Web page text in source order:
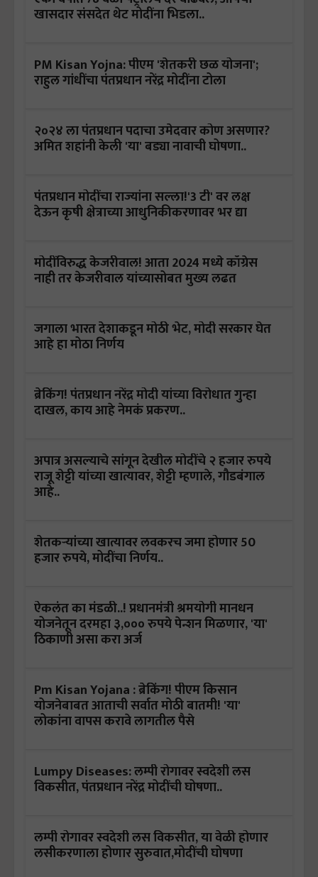
खासदार संसदेत थेट मोदींना भिडला..
PM Kisan Yojna: पीएम 'शेतकरी छळ योजना';
राहुल गांधींचा पंतप्रधान नरेंद्र मोदींना टोला
२०२४ ला पंतप्रधान पदाचा उमेदवार कोण असणार?
अमित शहांनी केली 'या' बड्या नावाची घोषणा..
पंतप्रधान मोदींचा राज्यांना सल्ला!'3 टी' वर लक्ष
देऊन कृषी क्षेत्राच्या आधुनिकीकरणावर भर द्या
मोदींविरुद्ध केजरीवाल! आता 2024 मध्ये काँग्रेस
नाही तर केजरीवाल यांच्यासोबत मुख्य लढत
जगाला भारत देशाकडून मोठी भेट, मोदी सरकार घेत
आहे हा मोठा निर्णय
ब्रेकिंग! पंतप्रधान नरेंद्र मोदी यांच्या विरोधात गुन्हा
दाखल, काय आहे नेमकं प्रकरण..
अपात्र असल्याचे सांगून देखील मोदींचे २ हजार रुपये
राजू शेट्टी यांच्या खात्यावर, शेट्टी म्हणाले, गौडबंगाल
आहे..
शेतकऱ्यांच्या खात्यावर लवकरच जमा होणार 50
हजार रुपये, मोदींचा निर्णय..
ऐकलंत का मंडळी..! प्रधानमंत्री श्रमयोगी मानधन
योजनेतून दरमहा ३,००० रुपये पेन्शन मिळणार, 'या'
ठिकाणी असा करा अर्ज
Pm Kisan Yojana : ब्रेकिंग! पीएम किसान
योजनेबाबत आताची सर्वात मोठी बातमी! 'या'
लोकांना वापस करावे लागतील पैसे
Lumpy Diseases: लम्पी रोगावर स्वदेशी लस
विकसीत, पंतप्रधान नरेंद्र मोदींची घोषणा..
लम्पी रोगावर स्वदेशी लस विकसीत, या वेळी होणार
लसीकरणाला होणार सुरुवात,मोदींची घोषणा